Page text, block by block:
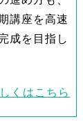
講座を高速
成を目指し
くはこちら